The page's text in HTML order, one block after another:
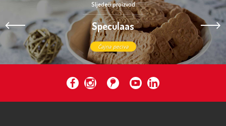
Sljedeći proizvod
Speculaas
Čajna peciva